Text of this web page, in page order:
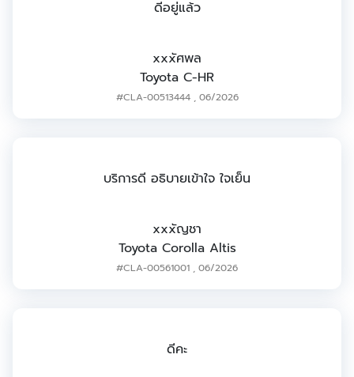
ดีอยู่แล้ว
xxxัศพล
Toyota C-HR
#CLA-00513444, 06/2026
บริการดี อธิบายเข้าใจ ใจเย็น
xxxัญชา
Toyota Corolla Altis
#CLA-00561001 , 06/2026
ดีคะ